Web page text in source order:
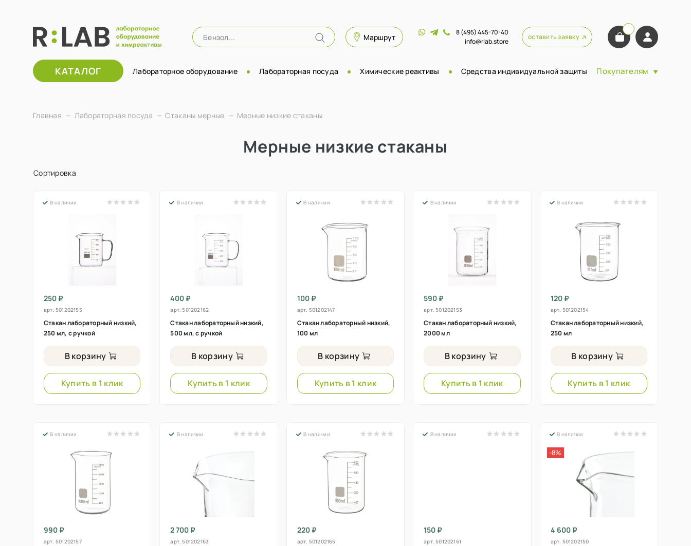
Маршрут
8 (495) 445-70-40
info@rlab.store
оставить заявку
КАТАЛОГ Лабораторное оборудование Лабораторная посуда Химические реактивы Средства индивидуальной защиты Покупателям
Главная Лабораторная посуда Стаканы мерные Мерные низкие стаканы
Мерные низкие стаканы
Сортировка
В наличии
250 ₽
арт. 501202155
Стакан лабораторный низкий,
250 мл, с ручкой
В корзину
Купить в 1 клик
В наличии
400 ₽
арт.501202162
Стакан лабораторный низкий,
500 мл, с ручкой
В корзину
Купить в 1 клик
В наличии
100 ₽
арт. 501202147
Стакан лабораторный низкий,
100 мл
В корзину
Купить в 1 клик
В наличии
590 ₽
арт.501202153
Стакан лабораторный низкий,
2000 мл
В корзину
Купить в 1 клик
В наличии
120 ₽
арт. 501202154
Стакан лабораторный низкий,
250 мл
В корзину
Купить в 1 клик
В наличии
990 ₽
арт. 501202157
В наличии
2 700 ₽
арт.501202163
В наличии
220 ₽
арт. 501202165
В наличии
150 ₽
арт.501202161
В наличии
-8%
4 600 ₽
арт. 501202150